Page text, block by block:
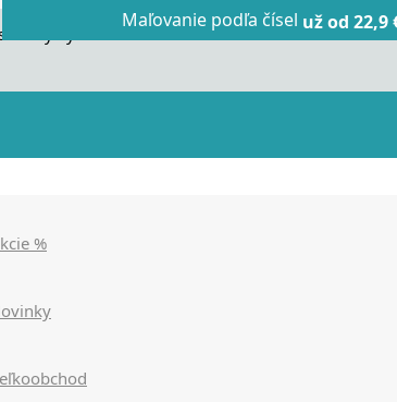
využívame cookies. Používaním našich
%
Dnes maľovanie podľa čísel|už od
Dnes veľký horúci výpredaj|zľavy až
Maľovanie podľa čísel už od 22,9